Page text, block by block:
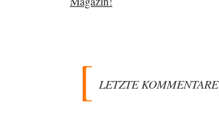
LETZTE KOMMENTARE